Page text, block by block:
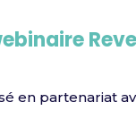
en partenariat